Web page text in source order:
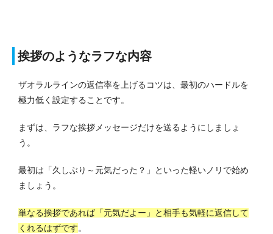
挨拶のようなラフな内容
ザオラルラインの返信率を上げるコツは、最初のハードルを
極力低く設定することです。
まずは、ラフな挨拶メッセージだけを送るようにしましょ
う。
最初は「久しぶり～元気だった？」といった軽いノリで始め
ましょう。
単なる挨拶であれば「元気だよー」と相手も気軽に返信して
くれるはずです。